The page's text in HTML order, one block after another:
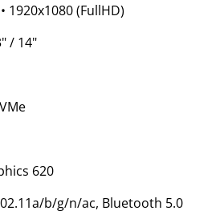
1920x1080 (FullHD)
/ 14"
620
b/g/n/ac, Bluetooth 5.0